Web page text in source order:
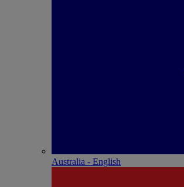
Australia - English